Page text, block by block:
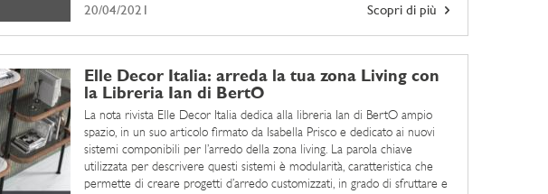
Scopri di più
20/04/2021
Elle Decor Italia: arreda la tua zona Living con
la Libreria Ian di BertO
La nota rivista Elle Decor Italia dedica alla libreria Ian di BertO ampio
spazio, in un suo articolo firmato da Isabella Prisco e dedicato ai nuovi
sistemi componibili per l’arredo della zona living. La parola chiave
utilizzata per descrivere questi sistemi è modularità, caratteristica che
permette di creare progetti d’arredo customizzati, in grado di sfruttare e